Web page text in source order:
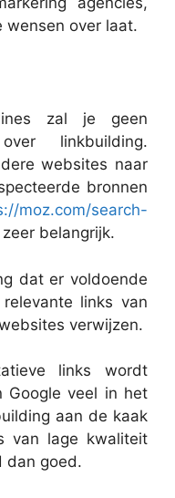
wensen over laat.
zal je geen
linkbuilding.
websites naar
bronnen
moz.com/search-
belangrijk.
dat er voldoende
links van
verwijzen.
links wordt
Google veel in het
aan de kaak
van lage kwaliteit
dan goed.